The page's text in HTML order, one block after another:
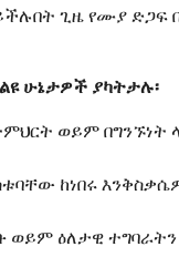
ጊዜ የሙያ ድጋፍ
ሁኔታዎች ያካትታሉ፡
ወይም በግንኙነት
ከነበሩ
ወይም ዕለታዊ ተግባራትን